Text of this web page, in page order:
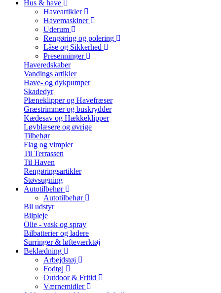
Hus & have
Haveartikler
Havemaskiner
Uderum
Rengøring og polering
Låse og Sikkerhed
Presenninger
Haveredskaber
Vandings artikler
Have- og dykpumper
Skadedyr
Plæneklipper og Havefræser
Græstrimmer og buskrydder
Kædesav og Hækkeklipper
Løvblæsere og øvrige
Tilbehør
Flag og vimpler
Til Terrassen
Til Haven
Rengøringsartikler
Støvsugning
Autotilbehør
Autotilbehør
Bil udstyr
Bilpleje
Olie - vask og spray
Bilbatterier og ladere
Surringer & løfteværktøj
Beklædning
Arbejdstøj
Fodtøj
Outdoor & Fritid
Værnemidler